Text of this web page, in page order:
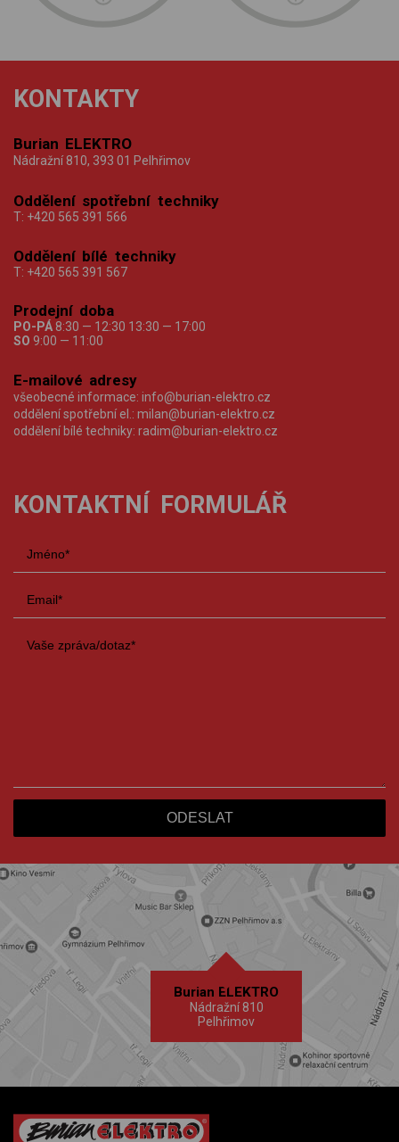
KONTAKTY
Burian ELEKTRO
Nádražní 810, 393 01 Pelhřimov
Oddělení spotřební techniky
T: +420 565 391 566
Oddělení bílé techniky
T: +420 565 391 567
Prodejní doba
PO-PÁ 8:30 — 12:30 13:30 — 17:00
SO 9:00 — 11:00
E-mailové adresy
všeobecné informace: info@burian-elektro.cz
oddělení spotřební el.: milan@burian-elektro.cz
oddělení bílé techniky: radim@burian-elektro.cz
KONTAKTNÍ FORMULÁŘ
Burian ELEKTRO
Nádražní 810
Pelhřimov